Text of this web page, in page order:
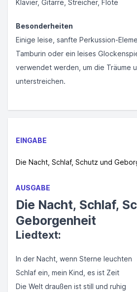
Klavier, Gitarre, Streicher, Flöte
Besonderheiten
Einige leise, sanfte Perkussion-
Tamburin oder ein leises
verwendet werden, um die Träume
unterstreichen.
EINGABE
Die Nacht, Schlaf, Schutz und
AUSGABE
Die Nacht, Schlaf,
Geborgenheit
Liedtext:
In der Nacht, wenn Sterne leuchten
Schlaf ein, mein Kind, es ist Zeit
Die Welt draußen ist still und ruhig